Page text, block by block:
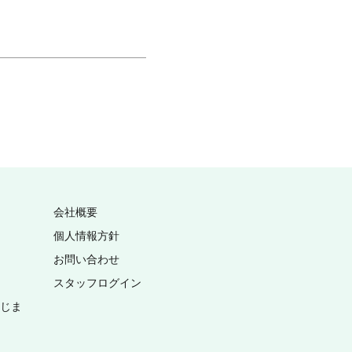
ま
会社概要
個人情報方針
お問い合わせ
スタッフログイン